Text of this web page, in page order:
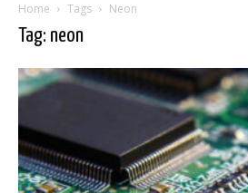
Home Tags Neon
Tag: neon